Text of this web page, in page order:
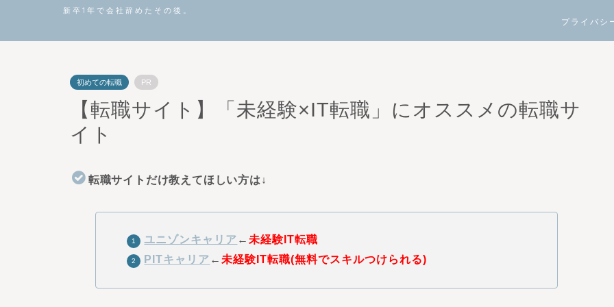
新卒1年で会社辞めたその後。
プライバシ
初めての転職 PR
【転職サイト】「未経験×IT転職」にオススメの転職サ
イト
転職サイトだけ教えてほしい方は↓
ユニゾンキャリア ←未経験IT転職
PITキャリア ←未経験IT転職(無料でスキルつけられる)